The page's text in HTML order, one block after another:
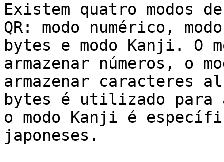
Existem quatro modos
QR: modo numérico,
bytes e modo Kanji. O
armazenar números, o
armazenar caracteres
bytes é utilizado para
o modo Kanji é
japoneses.